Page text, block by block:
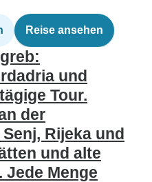
Reise ansehen
und
Tour.
der
Rijeka und
und alte
Jede Menge